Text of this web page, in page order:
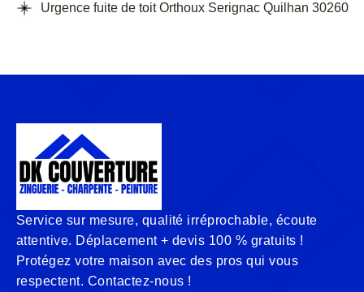
Urgence fuite de toit Orthoux Serignac Quilhan 30260
Service sur mesure, qualité irréprochable, écoute
attentive. Déplacement + devis 100 % gratuits !
Protégez votre maison avec des pros qui vous
respectent. Contactez-nous !